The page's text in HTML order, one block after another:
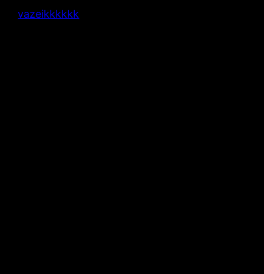
vazeikkkkkk